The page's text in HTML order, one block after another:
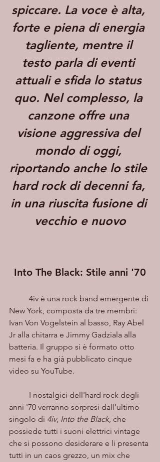
spiccare. La voce è alta,
forte e piena di energia
tagliente, mentre il
testo parla di eventi
attuali e sfida lo status
quo. Nel complesso, la
canzone offre una
visione aggressiva del
mondo di oggi,
riportando anche lo stile
hard rock di decenni fa,
in una riuscita fusione di
vecchio e nuovo
Into The Black: Stile anni '70
New York, composta da tre membri:
Ivan Von Vogelstein al basso, Ray Abel
Jr alla chitarra e Jimmy Gadziala alla
batteria. Il gruppo si è formato otto
mesi fa e ha già pubblicato cinque
video su YouTube.
anni '70 verranno sorpresi dall’ultimo
singolo di 4iv, Into the Black, che
possiede tutti i suoni elettrici vintage
che si possono desiderare e li presenta
tutti in un caos grezzo, un mix che